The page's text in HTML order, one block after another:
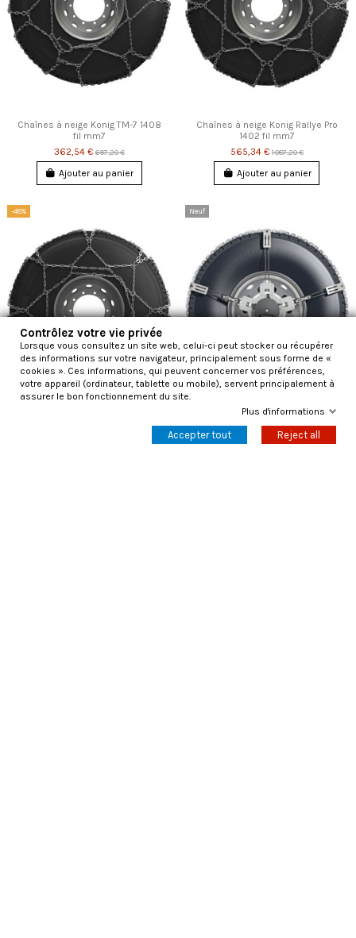
Chaînes à neige Konig TM-7 1408
fil mm7
362,54 €697,20 €
Ajouter au panier
Chaînes à neige Konig Rallye Pro
1402 fil mm7
565,34 €1 087,20 €
Ajouter au panier
-48%
Chaînes à neige Konig Polar Pro
Neuf
Chaînes à neige K-Summit Pro 128
Contrôlez votre vie privée
Lorsque vous consultez un site web, celui-ci peut stocker ou récupérer
des informations sur votre navigateur, principalement sous forme de «
cookies ». Ces informations, qui peuvent concerner vos préférences,
votre appareil (ordinateur, tablette ou mobile), servent principalement à
assurer le bon fonctionnement du site.
Plus d'informations
Accepter tout Reject all